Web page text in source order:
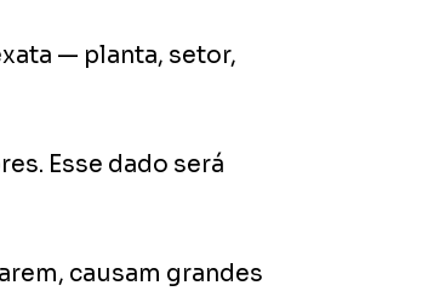
— planta, setor,
Esse dado será
causam grandes